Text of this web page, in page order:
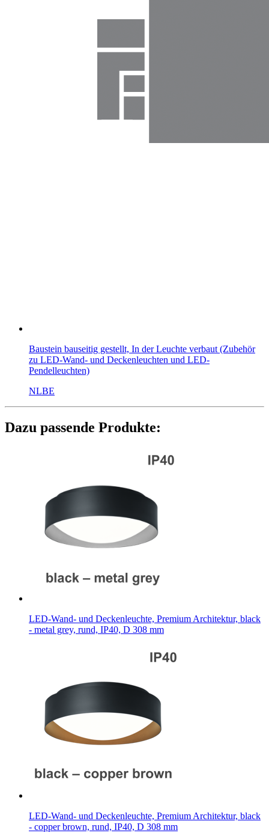
Baustein bauseitig gestellt, In der Leuchte verbaut (Zubehör
zu LED-Wand- und Deckenleuchten und LED-
Pendelleuchten)
NLBE
Dazu passende Produkte:
LED-Wand- und Deckenleuchte, Premium Architektur, black
- metal grey, rund, IP40, D 308 mm
LED-Wand- und Deckenleuchte, Premium Architektur, black
- copper brown, rund, IP40, D 308 mm